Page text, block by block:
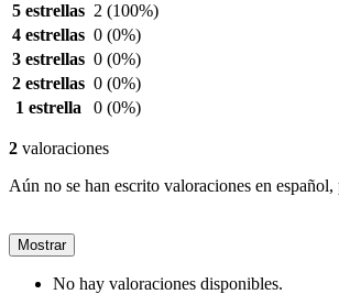
5 estrellas 2 (100%)
4 estrellas 0 (0%)
3 estrellas 0 (0%)
2 estrellas 0 (0%)
1 estrella
0 (0%)
2 valoraciones
Aún no se han escrito valoraciones en
Mostrar
No hay valoraciones disponibles.